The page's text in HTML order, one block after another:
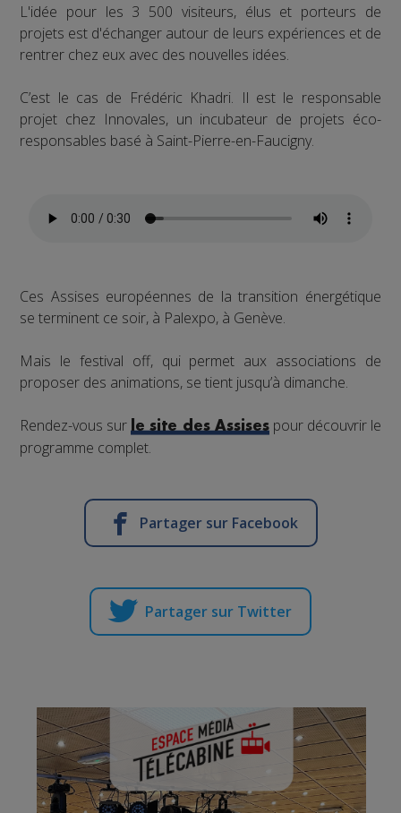
L'idée pour les 3 500 visiteurs, élus et porteurs de
projets est d'échanger autour de leurs expériences et de
rentrer chez eux avec des nouvelles idées.
C’est le cas de Frédéric Khadri. Il est le responsable
projet chez Innovales, un incubateur de projets éco-
responsables basé à Saint-Pierre-en-Faucigny.
Ces Assises européennes de la transition énergétique
se terminent ce soir, à Palexpo, à Genève.
Mais le festival off, qui permet aux associations de
proposer des animations, se tient jusqu’à dimanche.
Rendez-vous sur le site des Assisespour découvrir le
programme complet.
Partager sur Facebook
Partager sur Twitter